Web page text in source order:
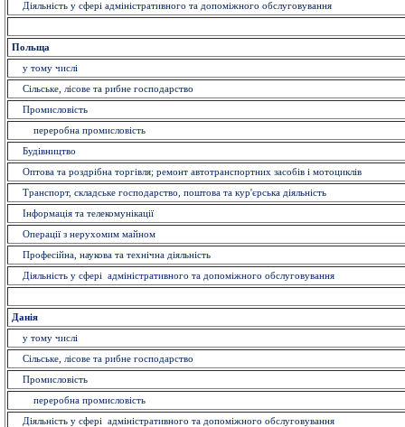
Діяльність у сфері адміністративного та допоміжного обслуговування
Польща
у тому числі
Сільське, лісове та рибне господарство
Промисловість
переробна промисловість
Будівництво
Оптова та роздрібна торгівля; ремонт автотранспортних засобів і мотоциклів
Транспорт, складське господарство, поштова та кур'єрська діяльність
Інформація та телекомунікації
Операції з нерухомим майном
Професійна, наукова та технічна діяльність
Діяльність у сфері адміністративного та допоміжного обслуговування
Данія
у тому числі
Сільське, лісове та рибне господарство
Промисловість
переробна промисловість
Діяльність у сфері адміністративного та допоміжного обслуговування